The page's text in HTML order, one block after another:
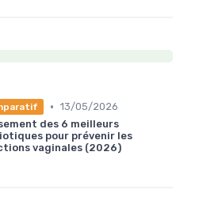
• 13/05/2026
des 6 meilleurs
pour prévenir les
vaginales (2026)